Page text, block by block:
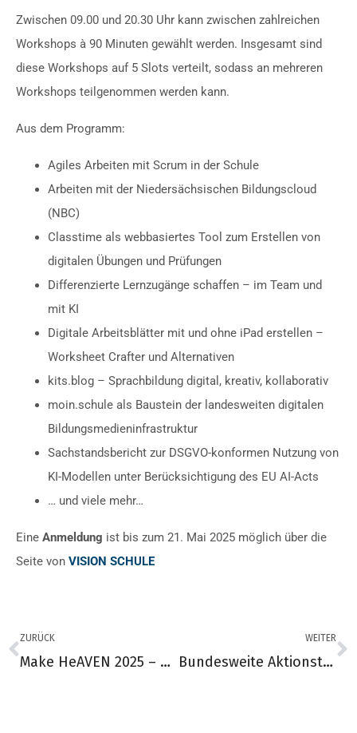
Zwischen 09.00 und 20.30 Uhr kann zwischen zahlreichen
Workshops à 90 Minuten gewählt werden. Insgesamt sind
diese Workshops auf 5 Slots verteilt, sodass an mehreren
Workshops teilgenommen werden kann.
Aus dem Programm:
Agiles Arbeiten mit Scrum in der Schule
Arbeiten mit der Niedersächsischen Bildungscloud
(NBC)
Classtime als webbasiertes Tool zum Erstellen von
digitalen Übungen und Prüfungen
Differenzierte Lernzugänge schaffen – im Team und
mit KI
Digitale Arbeitsblätter mit und ohne iPad erstellen –
Worksheet Crafter und Alternativen
kits.blog – Sprachbildung digital, kreativ, kollaborativ
moin.schule als Baustein der landesweiten digitalen
Bildungsmedieninfrastruktur
Sachstandsbericht zur DSGVO-konformen Nutzung von
KI-Modellen unter Berücksichtigung des EU AI-Acts
… und viele mehr…
Eine Anmeldung ist bis zum 21. Mai 2025 möglich über die
Seite von VISION SCHULE
ZURÜCK
Make HeAVEN 2025 – Das Making-Event in Wilhelmshaven!
WEITER
Bundesweite Aktionstage #PressefreiheitMachtSchule